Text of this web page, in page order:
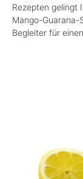
Rezepten gelingt
Mango-Guarana-
Begleiter für